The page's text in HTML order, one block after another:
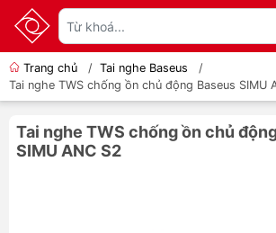
Trang chủ / Tai nghe Baseus
/
Tai nghe TWS chống ồn chủ động Baseus SIMU
Tai nghe TWS chống ồn chủ
SIMU ANC S2